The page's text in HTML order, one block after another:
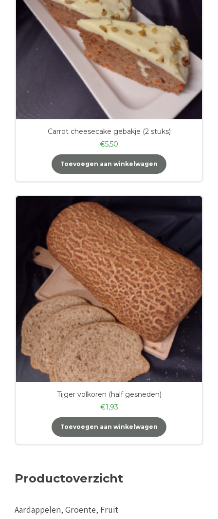
Carrot cheesecake gebakje (2 stuks)
€5,50
Toevoegen aan winkelwagen
Tijger volkoren (half gesneden)
€1,93
Toevoegen aan winkelwagen
Productoverzicht
Aardappelen, Groente, Fruit